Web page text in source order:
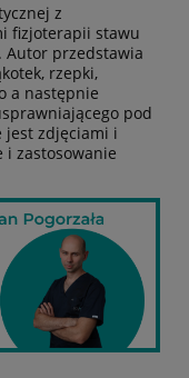
z
fizjoterapii stawu
Autor przedstawia
rzepki,
a następnie
pod
jest zdjęciami i
i zastosowanie